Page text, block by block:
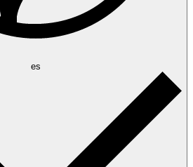
es